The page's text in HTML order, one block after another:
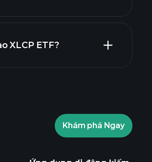
XLCP ETF?
Tournaments
Khám phá Ngay